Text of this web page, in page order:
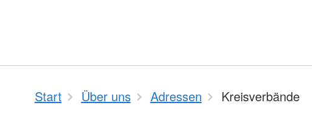
Start Über uns Adressen Kreisverbände